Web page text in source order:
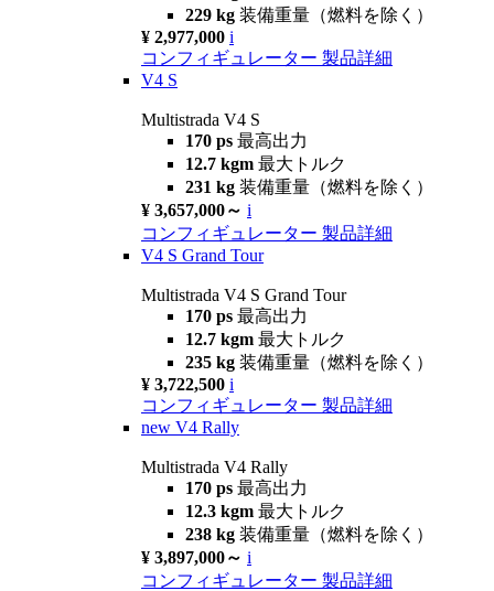
229 kg 装備重量（燃料を除く）
¥ 2,977,000 i
コンフィギュレーター 製品詳細
V4 S
Multistrada V4 S
170 ps 最高出力
12.7 kgm 最大トルク
231 kg 装備重量（燃料を除く）
¥ 3,657,000～ i
コンフィギュレーター 製品詳細
V4 S Grand Tour
Multistrada V4 S Grand Tour
170 ps 最高出力
12.7 kgm 最大トルク
235 kg 装備重量（燃料を除く）
¥ 3,722,500 i
コンフィギュレーター 製品詳細
new V4 Rally
Multistrada V4 Rally
170 ps 最高出力
12.3 kgm 最大トルク
238 kg 装備重量（燃料を除く）
¥ 3,897,000～ i
コンフィギュレーター 製品詳細